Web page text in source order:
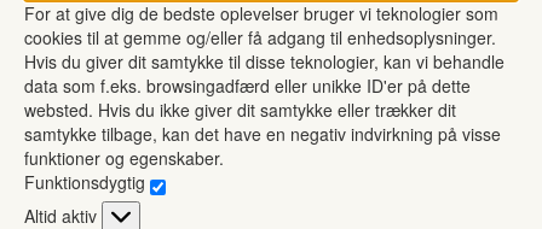
For at give dig de bedste oplevelser bruger vi teknologier som
cookies til at gemme og/eller få adgang til enhedsoplysninger.
Hvis du giver dit samtykke til disse teknologier, kan vi behandle
data som f.eks. browsingadfærd eller unikke ID'er på dette
websted. Hvis du ikke giver dit samtykke eller trækker dit
samtykke tilbage, kan det have en negativ indvirkning på visse
funktioner og egenskaber.
Funktionsdygtig
Funktionsdygtig
Altid aktiv